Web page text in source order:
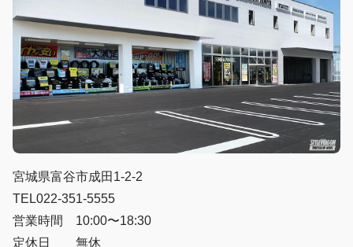
宮城県富谷市成田1-2-2
TEL022-351-5555
営業時間 10:00〜18:30
定休日 無休